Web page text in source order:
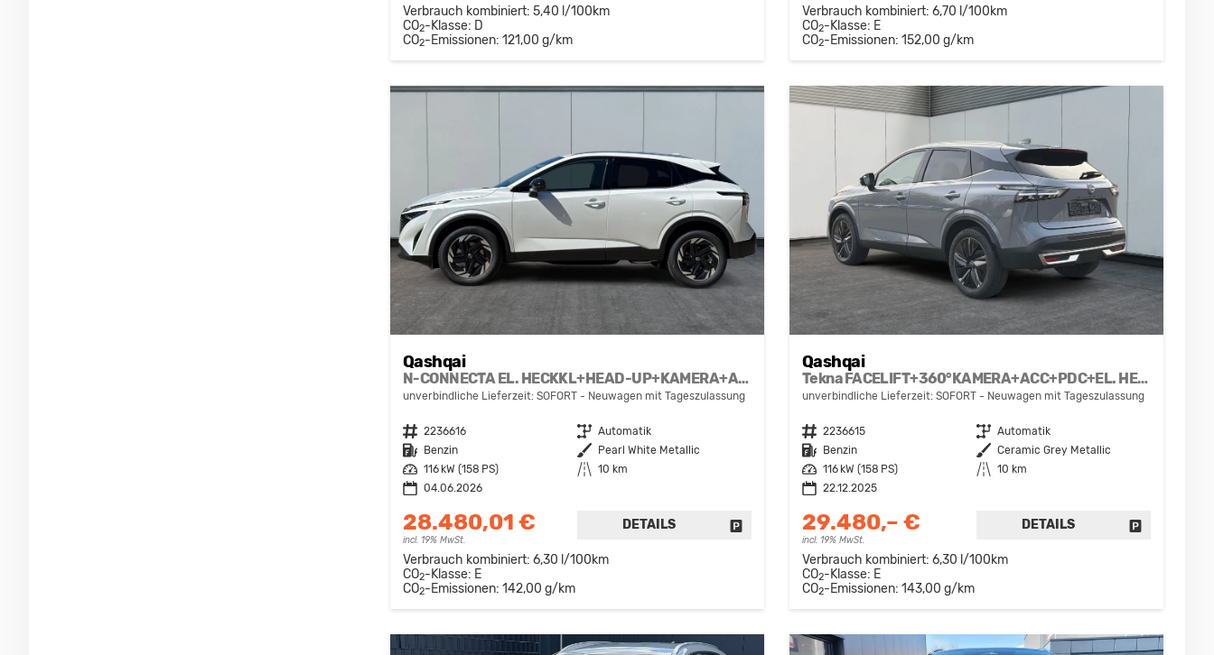
Verbrauch kombiniert: 5,40 l/100km
CO2-Klasse: D
CO2-Emissionen: 121,00 g/km
Verbrauch kombiniert: 6,70 l/100km
CO2-Klasse: E
CO2-Emissionen: 152,00 g/km
Qashqai
N-CONNECTA EL. HECKKL+HEAD-UP+KAMERA+ACC+PDC+SHZ+LED
unverbindliche Lieferzeit: SOFORT Neuwagen mit Tageszulassung
Fahrzeugnr. 2236616 Getriebe Automatik
Kraftstoff
Benzin Außenfarbe
Pearl White Metallic
Leistung
116 kW (158 PS) Kilometerstand
10 km
04.06.2026
28.480,01 €
incl. 19% MwSt.
DETAILS FAHRZEUG DRUCKEN, PARKEN ODER VERGLEICHEN
Verbrauch kombiniert: 6,30 l/100km
CO2-Klasse: E
CO2-Emissionen: 142,00 g/km
Qashqai
Tekna FACELIFT+360°KAMERA+ACC+PDC+EL. HECKKL.
unverbindliche Lieferzeit: SOFORT Neuwagen mit Tageszulassung
Fahrzeugnr. 2236615 Getriebe Automatik
Kraftstoff
Benzin Außenfarbe Ceramic Grey Metallic
Leistung
116 kW (158 PS) Kilometerstand
10 km
22.12.2025
29.480,– €
incl. 19% MwSt.
DETAILS
Verbrauch kombiniert: 6,30 l/100km
CO2-Klasse: E
CO2-Emissionen: 143,00 g/km